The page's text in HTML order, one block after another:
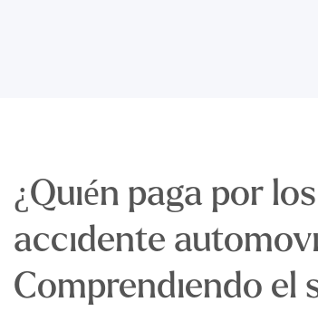
¿Quién paga por
accidente
Comprendiendo el